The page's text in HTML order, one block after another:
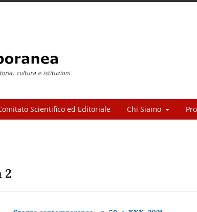
Scientifico ed Editoriale Chi Siamo
2